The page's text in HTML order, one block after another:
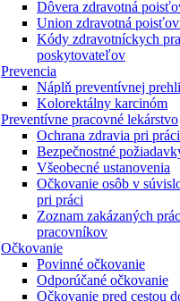
Dôvera zdravotná
Union zdravotná
Kódy zdravotníckych
poskytovateľov
Prevencia
Náplň preventívnej
Kolorektálny karcinóm
Preventívne pracovné lekárstvo
Ochrana zdravia pri
Bezpečnostné
Všeobecné ustanovenia
Očkovanie osôb v
pri práci
Zoznam zakázaných
pracovníkov
Očkovanie
Povinné očkovanie
Odporúčané očkovanie
Očkovanie pred cestou